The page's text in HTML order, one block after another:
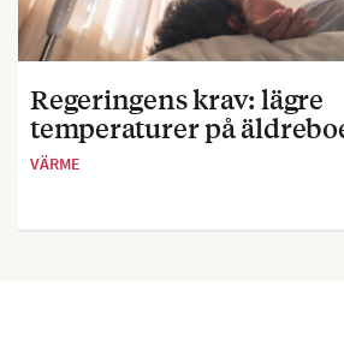
Regeringens krav: lägre
temperaturer på
VÄRME